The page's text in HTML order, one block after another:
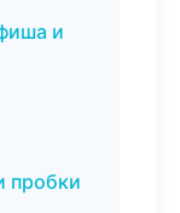
и
пробки